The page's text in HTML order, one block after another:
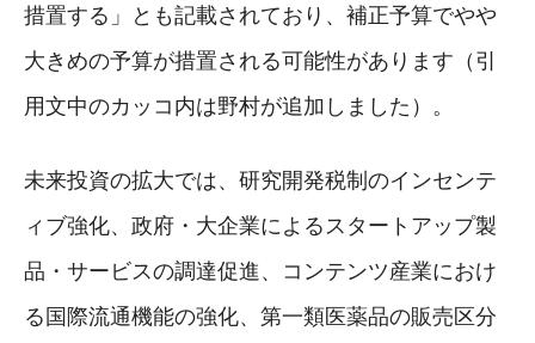
措置する」とも記載されており、補正予算でやや
大きめの予算が措置される可能性があります（引
用文中のカッコ内は野村が追加しました）。
未来投資の拡大では、研究開発税制のインセンテ
ィブ強化、政府・大企業によるスタートアップ製
品・サービスの調達促進、コンテンツ産業におけ
る国際流通機能の強化、第一類医薬品の販売区分